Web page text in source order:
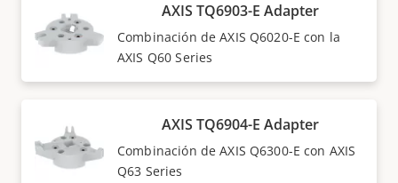
AXIS TQ6903-E Adapter
Combinación de AXIS Q6020-E con la
AXIS Q60 Series
AXIS TQ6904-E Adapter
Combinación de AXIS Q6300-E con AXIS
Q63 Series